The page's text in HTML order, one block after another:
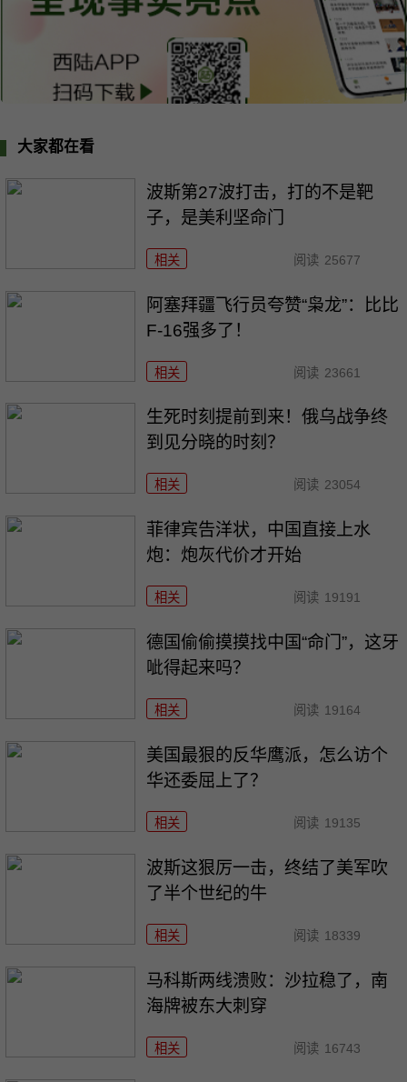
大家都在看
波斯第27波打击，打的不是靶
子，是美利坚命门
相关 阅读 25677
阿塞拜疆飞行员夸赞“枭龙”：比比
F-16强多了！
相关 阅读 23661
生死时刻提前到来！俄乌战争终
到见分晓的时刻？
相关 阅读 23054
菲律宾告洋状，中国直接上水
炮：炮灰代价才开始
相关 阅读 19191
德国偷偷摸摸找中国“命门”，这牙
呲得起来吗？
相关 阅读 19164
美国最狠的反华鹰派，怎么访个
华还委屈上了？
相关 阅读 19135
波斯这狠厉一击，终结了美军吹
了半个世纪的牛
相关 阅读 18339
马科斯两线溃败：沙拉稳了，南
海牌被东大刺穿
相关 阅读 16743